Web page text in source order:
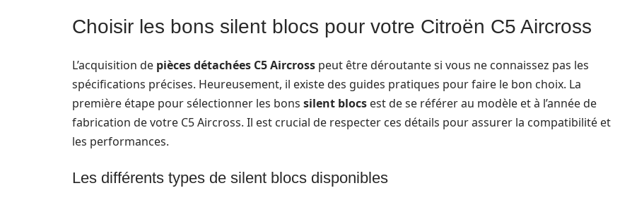
Choisir les bons silent blocs pour votre Citroën C5 Aircross
L’acquisition de pièces détachées C5 Aircross peut être déroutante si vous ne connaissez pas les
spécifications précises. Heureusement, il existe des guides pratiques pour faire le bon choix. La
première étape pour sélectionner les bons silent blocs est de se référer au modèle et à l’année de
fabrication de votre C5 Aircross. Il est crucial de respecter ces détails pour assurer la compatibilité et
les performances.
Les différents types de silent blocs disponibles